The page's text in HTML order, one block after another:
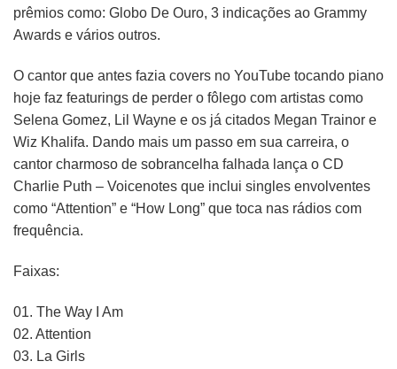
prêmios como: Globo De Ouro, 3 indicações ao Grammy
Awards e vários outros.
O cantor que antes fazia covers no YouTube tocando piano
hoje faz featurings de perder o fôlego com artistas como
Selena Gomez, Lil Wayne e os já citados Megan Trainor e
Wiz Khalifa. Dando mais um passo em sua carreira, o
cantor charmoso de sobrancelha falhada lança o CD
Charlie Puth – Voicenotes que inclui singles envolventes
como “Attention” e “How Long” que toca nas rádios com
frequência.
Faixas:
01. The Way I Am
02. Attention
03. La Girls